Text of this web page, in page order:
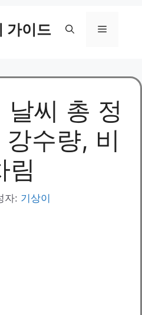
가이드 메
날씨 총 정
수량, 비
림
자: 기상이